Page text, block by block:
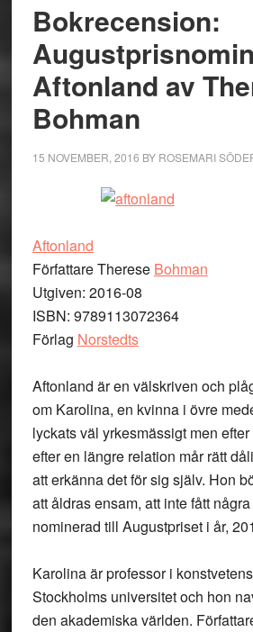
Bokrecension:
Aftonland av
Bohman
15 NOVEMBER, 2016 BY ROSEMARI
Aftonland
Författare Therese Bohman
Utgiven: 2016-08
ISBN: 9789113072364
Förlag Norstedts
Aftonland är en välskriven och
om Karolina, en kvinna i övre
lyckats väl yrkesmässigt men
efter en längre relation mår rätt
att erkänna det för sig själv. Hon
att åldras ensam, att inte fått
nominerad till Augustpriset i år,
Karolina är professor i
Stockholms universitet och hon
den akademiska världen.